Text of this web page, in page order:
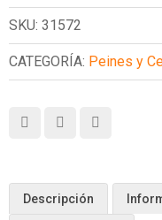
SKU: 31572
CATEGORÍA: Peines y
Descripción